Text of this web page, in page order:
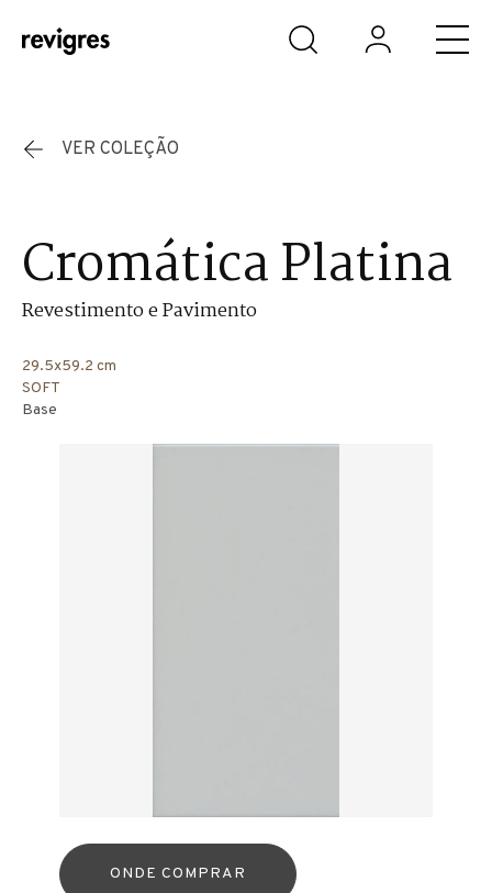
Saltar para o conteúdo principal
VER COLEÇÃO
Cromática Platina
Revestimento e Pavimento
29.5x59.2 cm
SOFT
Base
ONDE COMPRAR